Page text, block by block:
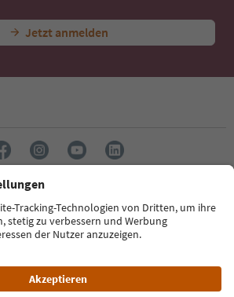
Jetzt anmelden